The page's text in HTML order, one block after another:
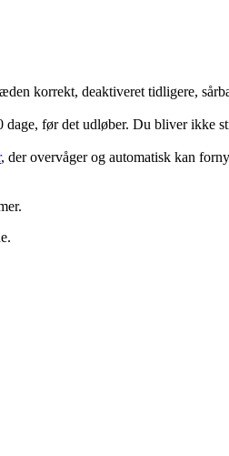
korrekt, deaktiveret tidligere,
før det udløber. Du bliver ikke
, der overvåger og automatisk kan